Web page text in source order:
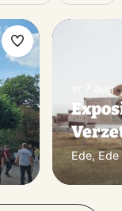
Maak
favoriet
vr 7 aug
Ede, Ede